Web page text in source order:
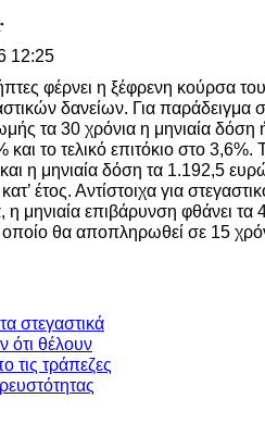
12:25
φέρνει η ξέφρενη κούρσα
δανείων. Για παράδειγμα
τα 30 χρόνια η μηνιαία δόση
το τελικό επιτόκιο στο
και η μηνιαία δόση τα 1.192,5
έτος. Αντίστοιχα για
μηνιαία επιβάρυνση φθάνει τα
θα αποπληρωθεί σε 15
στεγαστικά
ότι θέλουν
τις τράπεζες